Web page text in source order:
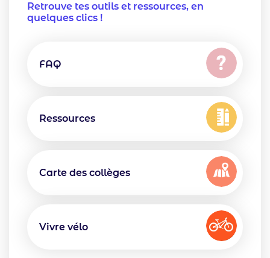
Description
Retrouve tes outils et ressources, en
quelques clics !
IconTexte
FAQ
Icon
Texte
Ressources
Icon
Texte
Carte des collèges
Icon
Texte
Vivre vélo
Icon